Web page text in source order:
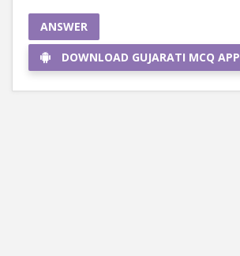
ANSWER
DOWNLOAD GUJARATI MCQ APP